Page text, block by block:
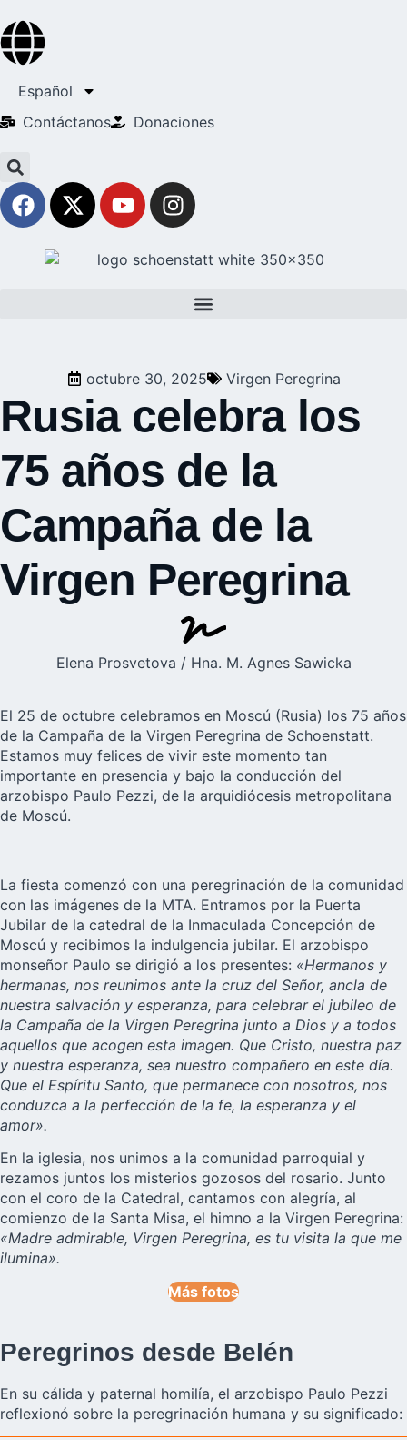
Español
Contáctanos
Donaciones
octubre 30, 2025 Virgen Peregrina
Rusia celebra los
75 años de la
Campaña de la
Virgen Peregrina
Elena Prosvetova / Hna. M. Agnes Sawicka
El 25 de octubre celebramos en Moscú (Rusia) los 75 años
de la Campaña de la Virgen Peregrina de Schoenstatt.
Estamos muy felices de vivir este momento tan
importante en presencia y bajo la conducción del
arzobispo Paulo Pezzi, de la arquidiócesis metropolitana
de Moscú.
La fiesta comenzó con una peregrinación de la comunidad
con las imágenes de la MTA. Entramos por la Puerta
Jubilar de la catedral de la Inmaculada Concepción de
Moscú y recibimos la indulgencia jubilar. El arzobispo
monseñor Paulo se dirigió a los presentes: «Hermanos y
hermanas, nos reunimos ante la cruz del Señor, ancla de
nuestra salvación y esperanza, para celebrar el jubileo de
la Campaña de la Virgen Peregrina junto a Dios y a todos
aquellos que acogen esta imagen. Que Cristo, nuestra paz
y nuestra esperanza, sea nuestro compañero en este día.
Que el Espíritu Santo, que permanece con nosotros, nos
conduzca a la perfección de la fe, la esperanza y el
amor».
En la iglesia, nos unimos a la comunidad parroquial y
rezamos juntos los misterios gozosos del rosario. Junto
con el coro de la Catedral, cantamos con alegría, al
comienzo de la Santa Misa, el himno a la Virgen Peregrina:
«Madre admirable, Virgen Peregrina, es tu visita la que me
ilumina».
Más fotos
Peregrinos desde Belén
En su cálida y paternal homilía, el arzobispo Paulo Pezzi
reflexionó sobre la peregrinación humana y su significado: